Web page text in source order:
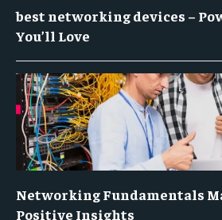
best networking devices –
You’ll Love
Networking Fundamentals
Positive Insights